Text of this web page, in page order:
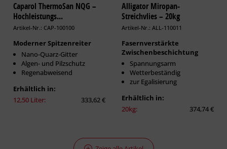
Caparol ThermoSan NQG –
Hochleistungs...
Artikel-Nr.: CAP-100100
Moderner Spitzenreiter
Nano-Quarz-Gitter
Algen- und Pilzschutz
Regenabweisend
Erhältlich in:
12,50 Liter:
333,62 €
Alligator Miropan-
Streichvlies – 20kg
Artikel-Nr.: ALL-110011
Fasernverstärkte
Zwischenbeschichtung
Spannungsarm
Wetterbeständig
zur Egalisierung
Erhältlich in:
20kg:
374,74 €